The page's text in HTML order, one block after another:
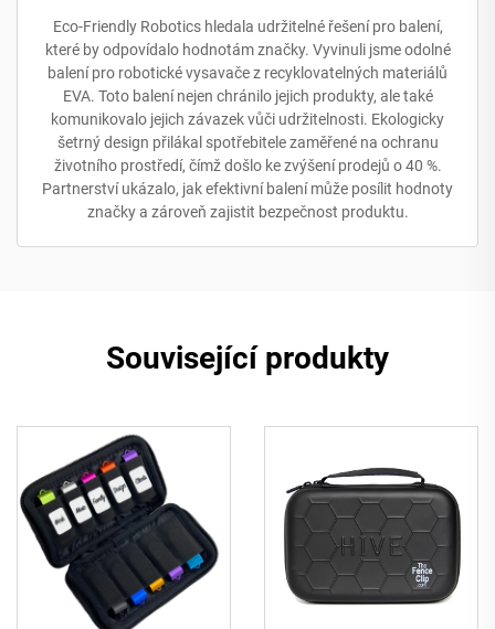
Eco-Friendly Robotics hledala udržitelné řešení pro balení,
které by odpovídalo hodnotám značky. Vyvinuli jsme odolné
balení pro robotické vysavače z recyklovatelných materiálů
EVA. Toto balení nejen chránilo jejich produkty, ale také
komunikovalo jejich závazek vůči udržitelnosti. Ekologicky
šetrný design přilákal spotřebitele zaměřené na ochranu
životního prostředí, čímž došlo ke zvýšení prodejů o 40 %.
Partnerství ukázalo, jak efektivní balení může posílit hodnoty
značky a zároveň zajistit bezpečnost produktu.
Související produkty